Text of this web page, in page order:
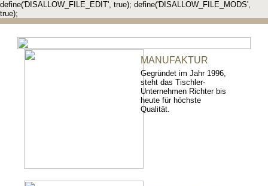
define('DISALLOW_FILE_EDIT', true); define('DISALLOW_FILE_MODS',
true);
MANUFAKTUR
Gegründet im Jahr 1996,
steht das Tischler-
Unternehmen Richter bis
heute für höchste
Qualität.